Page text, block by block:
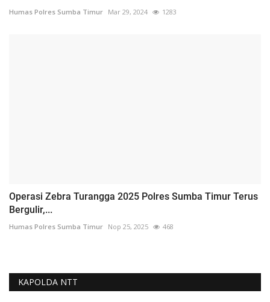
Humas Polres Sumba Timur Mar 29, 2024 1283
Operasi Zebra Turangga 2025 Polres Sumba Timur Terus
Bergulir,...
Humas Polres Sumba Timur Nop 25, 2025 468
KAPOLDA NTT